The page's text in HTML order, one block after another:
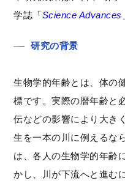
学誌「Science Advances
研究の背景
生物学的年齢とは、体の
標です。実際の暦年齢と
伝などの影響により大き
生を一本の川に例えるな
は、各人の生物学的年齢
かし、川が下流へと進む